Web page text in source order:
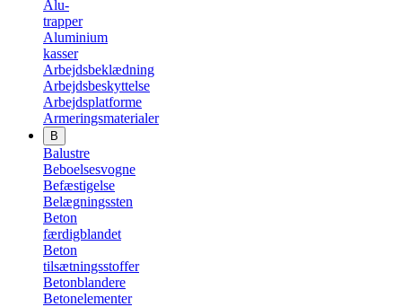
Alu-
trapper
Aluminium
kasser
Arbejdsbeklædning
Arbejdsbeskyttelse
Arbejdsplatforme
Armeringsmaterialer
B
Balustre
Beboelsesvogne
Befæstigelse
Belægningssten
Beton
færdigblandet
Beton
tilsætningsstoffer
Betonblandere
Betonelementer